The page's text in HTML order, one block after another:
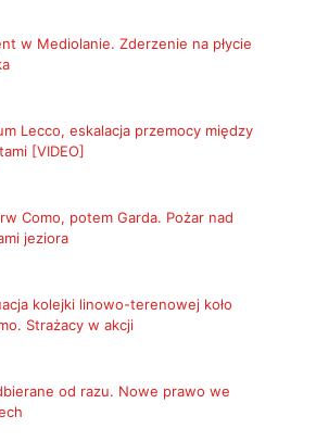
w Mediolanie. Zderzenie na płycie
Lecco, eskalacja przemocy między
[VIDEO]
Como, potem Garda. Pożar nad
jeziora
kolejki linowo-terenowej koło
Strażacy w akcji
od razu. Nowe prawo we